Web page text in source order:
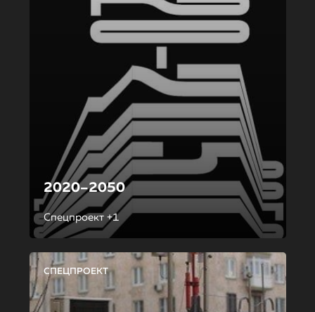
2020–2050
Спецпроект +1
СПЕЦПРОЕКТ